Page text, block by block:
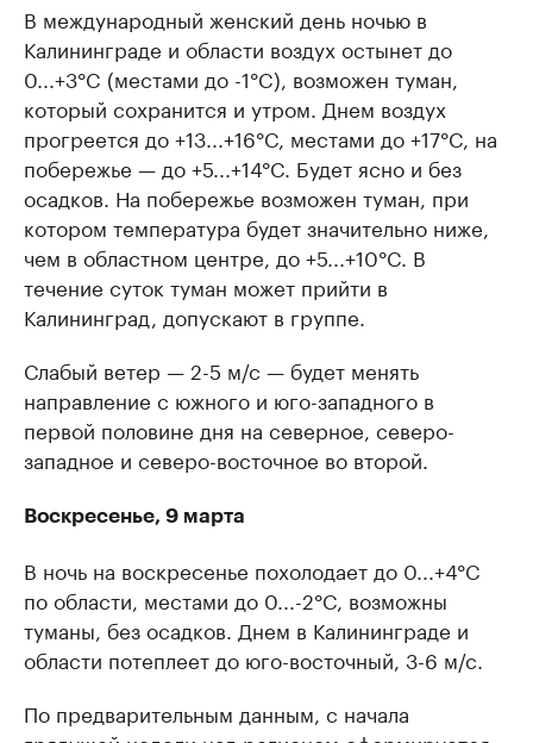
В международный женский день ночью в
Калининграде и области воздух остынет до
0...+3°C (местами до -1°C), возможен туман,
который сохранится и утром. Днем воздух
прогреется до +13...+16°C, местами до +17°C, на
побережье — до +5...+14°C. Будет ясно и без
осадков. На побережье возможен туман, при
котором температура будет значительно ниже,
чем в областном центре, до +5...+10°C. В
течение суток туман может прийти в
Калининград, допускают в группе.
Слабый ветер — 2-5 м/с — будет менять
направление с южного и юго-западного в
первой половине дня на северное, северо-
западное и северо-восточное во второй.
Воскресенье, 9 марта
В ночь на воскресенье похолодает до 0...+4°C
по области, местами до 0...-2°C, возможны
туманы, без осадков. Днем в Калининграде и
области потеплеет до юго-восточный, 3-6 м/с.
По предварительным данным, с начала